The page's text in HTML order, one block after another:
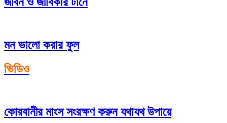
মন ভালো করার ফুল
ভিডিও
কোরবানীর মাংস সংরক্ষণ করুন যথাযথ উপায়ে